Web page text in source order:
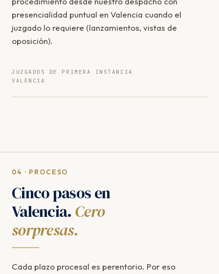
presencialidad puntual en Valencia cuando el
juzgado lo requiere (lanzamientos, vistas de
oposición).
JUZGADOS DE PRIMERA INSTANCIA
VALENCIA
04 · PROCESO
Cinco pasos en
Valencia. Cero
sorpresas.
Cada plazo procesal es perentorio. Por eso